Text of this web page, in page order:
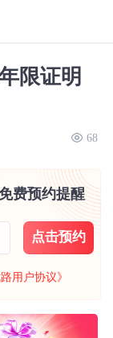
限证明
68
费预约提醒
点击预约
路用户协议》